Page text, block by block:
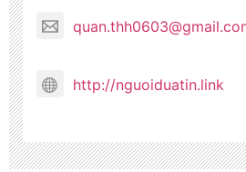
http://nguoiduatin.link